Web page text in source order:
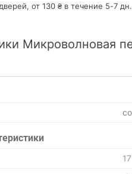
от 130 ₴ в течение 5-7 дн.
Микроволновая